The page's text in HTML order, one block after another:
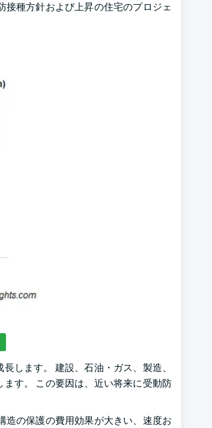
接種方針および上昇の住宅のプロジェ
します。 建設、石油・ガス、製造、
す。 この要因は、近い将来に受動防
造の保護の費用効果が大きい、速度お